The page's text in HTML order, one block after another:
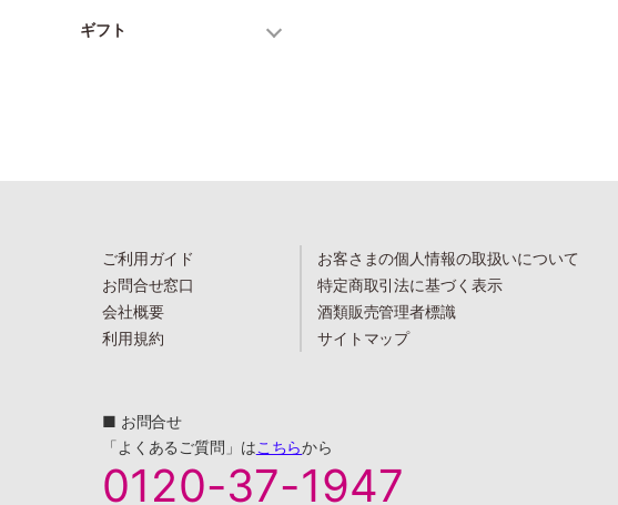
ギフト
ご利用ガイド
お問合せ窓口
会社概要
利用規約
お客さまの個人情報の取扱いについて
特定商取引法に基づく表示
酒類販売管理者標識
サイトマップ
■ お問合せ
「よくあるご質問」はこちらから
0120-37-1947